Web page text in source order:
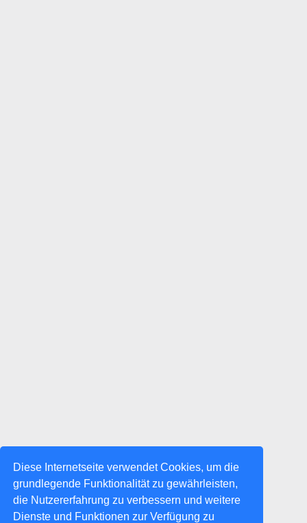
Diese Internetseite verwendet Cookies, um die
grundlegende Funktionalität zu gewährleisten,
die Nutzererfahrung zu verbessern und weitere
Dienste und Funktionen zur Verfügung zu